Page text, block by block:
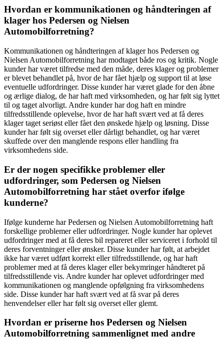
Hvordan er kommunikationen og håndteringen af
klager hos Pedersen og Nielsen
Automobilforretning?
Kommunikationen og håndteringen af klager hos Pedersen og
Nielsen Automobilforretning har modtaget både ros og kritik. Nogle
kunder har været tilfredse med den måde, deres klager og problemer
er blevet behandlet på, hvor de har fået hjælp og support til at løse
eventuelle udfordringer. Disse kunder har været glade for den åbne
og ærlige dialog, de har haft med virksomheden, og har følt sig lyttet
til og taget alvorligt. Andre kunder har dog haft en mindre
tilfredsstillende oplevelse, hvor de har haft svært ved at få deres
klager taget seriøst eller fået den ønskede hjælp og løsning. Disse
kunder har følt sig overset eller dårligt behandlet, og har været
skuffede over den manglende respons eller handling fra
virksomhedens side.
Er der nogen specifikke problemer eller
udfordringer, som Pedersen og Nielsen
Automobilforretning har stået overfor ifølge
kunderne?
Ifølge kunderne har Pedersen og Nielsen Automobilforretning haft
forskellige problemer eller udfordringer. Nogle kunder har oplevet
udfordringer med at få deres bil repareret eller serviceret i forhold til
deres forventninger eller ønsker. Disse kunder har følt, at arbejdet
ikke har været udført korrekt eller tilfredsstillende, og har haft
problemer med at få deres klager eller bekymringer håndteret på
tilfredsstillende vis. Andre kunder har oplevet udfordringer med
kommunikationen og manglende opfølgning fra virksomhedens
side. Disse kunder har haft svært ved at få svar på deres
henvendelser eller har følt sig overset eller glemt.
Hvordan er priserne hos Pedersen og Nielsen
Automobilforretning sammenlignet med andre